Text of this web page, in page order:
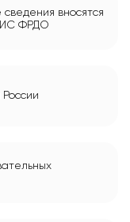
сведения вносятся
ФРДО